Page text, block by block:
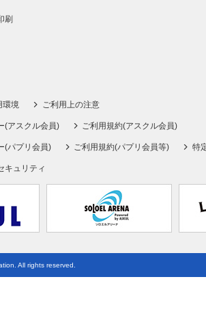
刷
環境 ご利用上の注意
(アスクル会員) ご利用規約(アスクル会員)
(パプリ会員) ご利用規約(パプリ会員等) 特
キュリティ
All rights reserved.